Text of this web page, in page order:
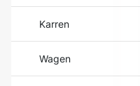
Karren
Wagen